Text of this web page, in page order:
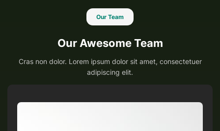
Our Team
Our Awesome Team
Cras non dolor. Lorem ipsum dolor sit amet, consectetuer
adipiscing elit.